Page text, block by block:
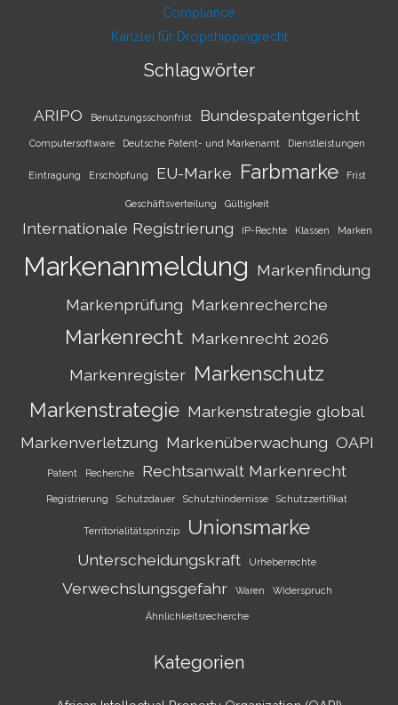
Compliance
Kanzlei für Dropshippingrecht
Schlagwörter
ARIPO Benutzungsschonfrist Bundespatentgericht
Computersoftware Deutsche Patent- und Markenamt Dienstleistungen
Eintragung Erschöpfung EU-Marke Farbmarke Frist
Geschäftsverteilung Gültigkeit
Internationale Registrierung IP-Rechte Klassen Marken
Markenanmeldung Markenfindung
Markenprüfung Markenrecherche
Markenrecht Markenrecht 2026
Markenregister Markenschutz
Markenstrategie Markenstrategie global
Markenverletzung Markenüberwachung OAPI
Patent Recherche Rechtsanwalt Markenrecht
Registrierung Schutzdauer Schutzhindernisse Schutzzertifikat
Territorialitätsprinzip Unionsmarke
Unterscheidungskraft Urheberrechte
Verwechslungsgefahr Waren Widerspruch
Ähnlichkeitsrecherche
Kategorien